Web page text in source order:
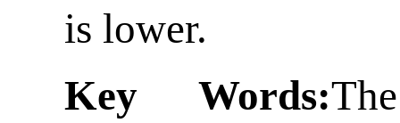
is lower.
Key
Words: